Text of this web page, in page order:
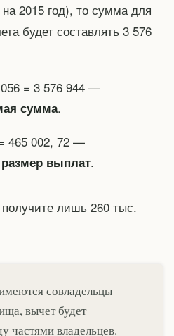
2015 год), то сумма для
будет составлять 3 576
= 3 576 944 —
сумма.
465 002, 72 —
выплат.
лишь 260 тыс.
совладельцы
вычет будет
частями владельцев.